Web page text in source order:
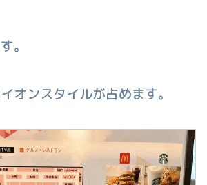
。
オンスタイルが占めます。